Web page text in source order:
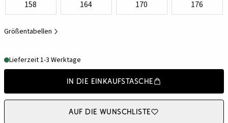
158 164 170 176
Größentabellen
Lieferzeit 1-3 Werktage
In die Einkaufstasche
Auf die Wunschliste